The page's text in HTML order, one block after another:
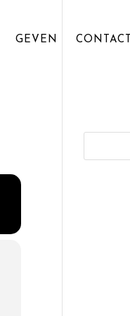
GEVEN CONTACT